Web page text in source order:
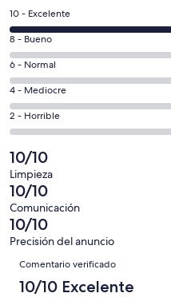
en
una
ventana
nueva
1
comentarios
de
un
total
de
1
con
una
puntuación
de
10
-
Excelente
10 - Excelente
0
comentarios
de
un
total
de
con
una
puntuación
de
8
-
Bueno
8 - Bueno
0
comentarios
de
un
total
de
1
con
una
puntuación
de
6
Normal
6 - Normal
0
comentarios
de
total
de
1
con
una
puntuación
de
4 - Mediocre
0
comentarios
de
un
total
de
1
con
puntuación
de
2 - Horrible
10/10
Limpieza
10/10
Comunicación
10/10
Precisión del anuncio
Comentarios
Comentario verificado
10/10 Excelente